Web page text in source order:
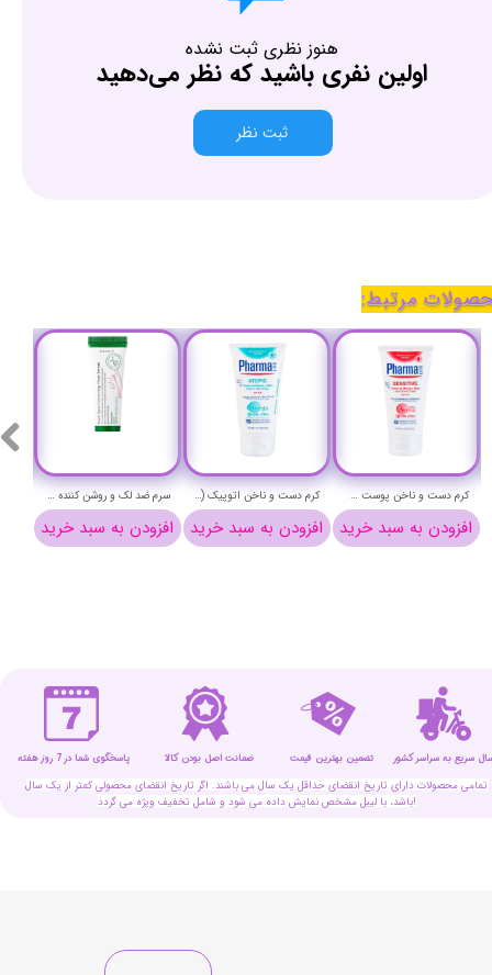
هنوز نظری ثبت نشده
اولین نفری باشید که نظر می‌دهید
ثبت نظر
سرم ضد لک و روشن کننده اکسیس وای حجم 50 میلی لیتر - AXIS-Y DARK SPOT CORRECTING GLOW SERUM
افزودن به سبد خرید
کرم دست و ناخن اتوپیک (ضد اگزوما) فارمالاین حجم 75 میلی لیتر - PharmaLine ATOPIC hand & nail Cream
افزودن به سبد خرید
کرم دست و ناخن پوست حساس فارمالاین حجم 75 میلی لیتر - PharmaLine Sensetive hand & nail Cream
افزودن به سبد خرید
مرتبط:
تمامی محصولات دارای تاریخ انقضای حداقل یک سال می باشند. اگر تاریخ انقضای محصولی کمتر از یک سال
باشد، با لیبل مشخص نمایش داده می شود و شامل تخفیف ویژه می گردد!
ضمانت اصل بودن کالا تضمین بهترین قیمت پاسخگوی شما در 7 روز هفته سریع به سراسر کشور